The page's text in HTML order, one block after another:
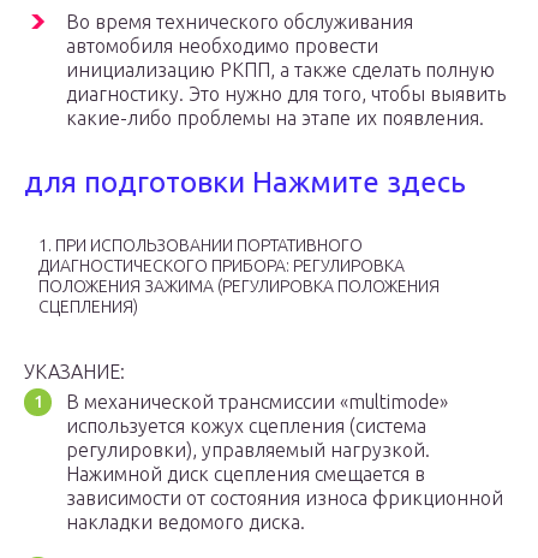
Во время технического обслуживания
автомобиля необходимо провести
инициализацию РКПП, а также сделать полную
диагностику. Это нужно для того, чтобы выявить
какие-либо проблемы на этапе их появления.
для подготовки Нажмите здесь
1. ПРИ ИСПОЛЬЗОВАНИИ ПОРТАТИВНОГО
ДИАГНОСТИЧЕСКОГО ПРИБОРА: РЕГУЛИРОВКА
ПОЛОЖЕНИЯ ЗАЖИМА (РЕГУЛИРОВКА ПОЛОЖЕНИЯ
СЦЕПЛЕНИЯ)
УКАЗАНИЕ:
В механической трансмиссии «multimode»
используется кожух сцепления (система
регулировки), управляемый нагрузкой.
Нажимной диск сцепления смещается в
зависимости от состояния износа фрикционной
накладки ведомого диска.